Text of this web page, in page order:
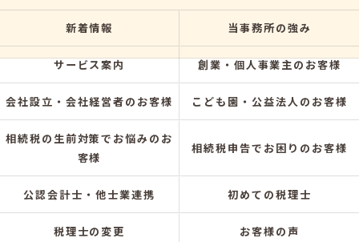
新着情報 当事務所の強み
サービス案内 創業・個人事業主のお客様
会社設立・会社経営者のお客様 こども園・公益法人のお客様
相続税の生前対策でお悩みのお
客様
相続税申告でお困りのお客様
公認会計士・他士業連携 初めての税理士
税理士の変更 お客様の声